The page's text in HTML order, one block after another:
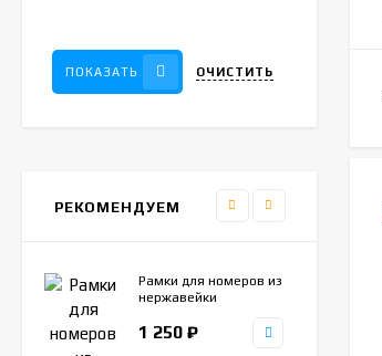
ПОКАЗАТЬ ОЧИСТИТЬ
РЕКОМЕНДУЕМ
Рамки для номеров из
нержавейки
спец.крепеж. Комплект
1 250 ₽